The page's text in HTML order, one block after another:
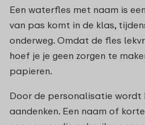
Een waterfles met naam is
van pas komt in de klas,
onderweg. Omdat de fles
hoef je je geen zorgen te
papieren.
Door de personalisatie wordt
aandenken. Een naam of